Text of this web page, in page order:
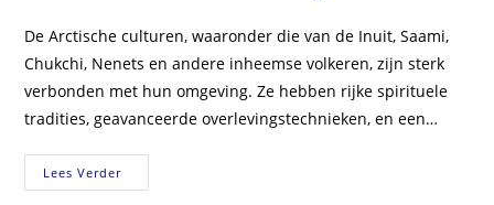
De Arctische culturen, waaronder die van de Inuit, Saami,
Chukchi, Nenets en andere inheemse volkeren, zijn sterk
verbonden met hun omgeving. Ze hebben rijke spirituele
tradities, geavanceerde overlevingstechnieken, en een…
Lees VerderWat
Zijn